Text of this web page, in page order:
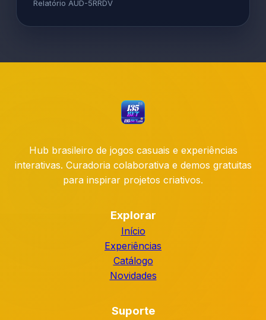
Relatório AUD-5RRDV
Hub brasileiro de jogos casuais e experiências
interativas. Curadoria colaborativa e demos gratuitas
para inspirar projetos criativos.
Explorar
Início
Experiências
Catálogo
Novidades
Suporte